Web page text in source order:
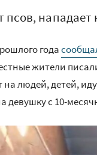
псов,
года
жители
на людей, детей,
девушку с 10-